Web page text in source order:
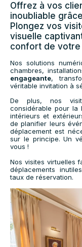
Offrez à vos
inoubliable
Plongez vos
visuelle
confort de votre
Nos solutions
chambres,
engageante,
véritable invitation à
De plus, nos
considérable pour la
intérieurs et
de planifier leurs
déplacement est
sur le principe. Un
vous !
Nos visites virtuelles
déplacements
taux de réservation.